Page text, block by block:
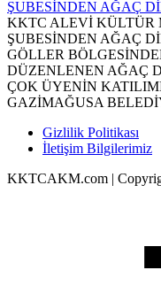
ŞUBESİNDEN AĞAÇ
KKTC ALEVİ KÜLTÜR
ŞUBESİNDEN AĞAÇ
GÖLLER
DÜZENLENEN AĞAÇ
ÇOK ÜYENİN
GAZİMAĞUSA
Gizlilik Politikası
İletişim Bilgilerimiz
KKTCAKM.com |